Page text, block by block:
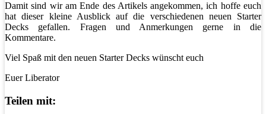
Damit sind wir am Ende des Artikels angekommen, ich hoffe euch
hat dieser kleine Ausblick auf die verschiedenen neuen Starter
Decks gefallen. Fragen und Anmerkungen gerne in die
Kommentare.
Viel Spaß mit den neuen Starter Decks wünscht euch
Euer Liberator
Teilen mit: